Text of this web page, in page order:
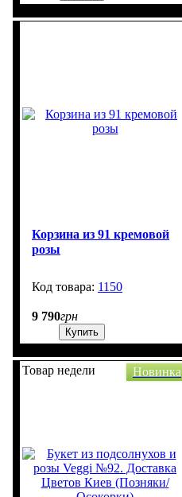
Корзина из 91 кремовой
розы
1150
9 790грн
Купить
Новинка
Товар недели